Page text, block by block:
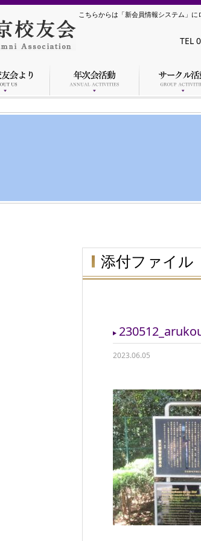
こちらからは「新会員情報システム」
TEL
添付ファイル
2023.06.05